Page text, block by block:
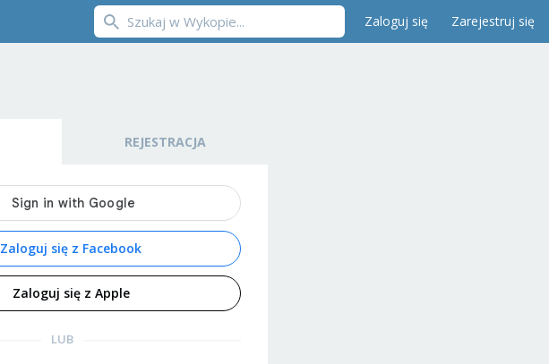
Zaloguj się Zarejestruj się
REJESTRACJA
Zaloguj się z Facebook
Zaloguj się z Apple
LUB